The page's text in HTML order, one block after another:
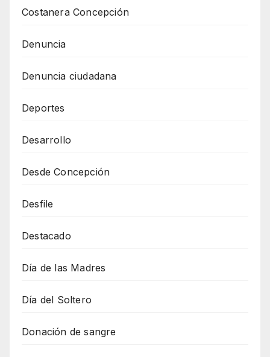
Costanera Concepción
Denuncia
Denuncia ciudadana
Deportes
Desarrollo
Desde Concepción
Desfile
Destacado
Día de las Madres
Día del Soltero
Donación de sangre